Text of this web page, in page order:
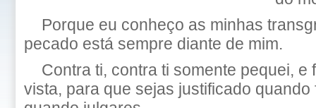
Porque eu conheço as minhas
pecado está sempre diante de mim.
Contra ti, contra ti somente pequei, e
vista, para que sejas justificado quando